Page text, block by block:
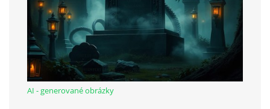
AI - generované obrázky